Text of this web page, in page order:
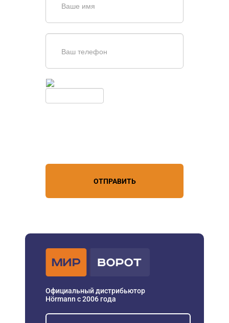
ОТПРАВИТЬ
Официальный дистрибьютор
Hörmann с 2006 года